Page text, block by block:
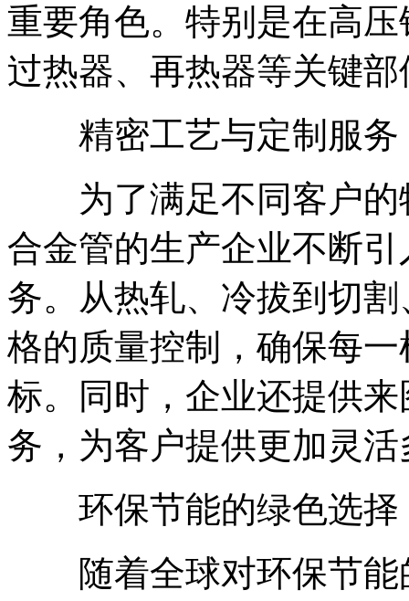
重要角色。特别是在高
过热器、再热器等关键
精密工艺与定制服务
为了满足不同客户的
合金管的生产企业不断
务。从热轧、冷拔到切
格的质量控制，确保每
标。同时，企业还提供
务，为客户提供更加灵
环保节能的绿色选择
随着全球对环保节能